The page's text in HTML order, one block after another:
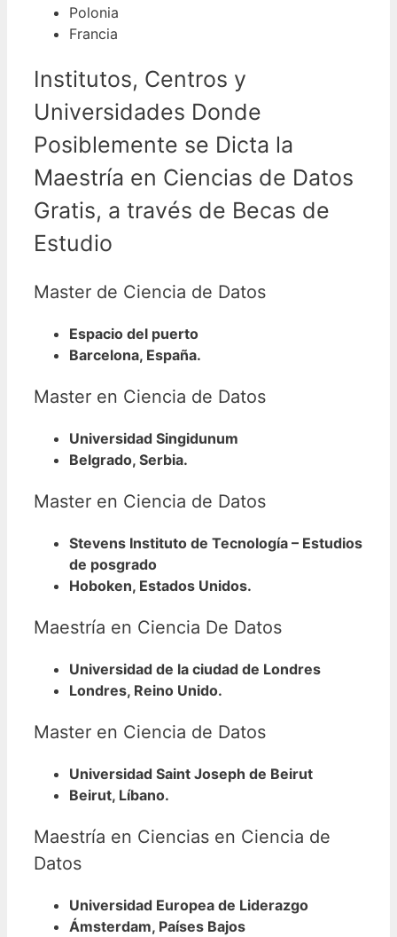
Polonia
Francia
Institutos, Centros y
Universidades Donde
Posiblemente se Dicta la
Maestría en Ciencias de Datos
Gratis, a través de Becas de
Estudio
Master de Ciencia de Datos
Espacio del puerto
Barcelona, España.
Master en Ciencia de Datos
Universidad Singidunum
Belgrado, Serbia.
Master en Ciencia de Datos
Stevens Instituto de Tecnología – Estudios
de posgrado
Hoboken, Estados Unidos.
Maestría en Ciencia De Datos
Universidad de la ciudad de Londres
Londres, Reino Unido.
Master en Ciencia de Datos
Universidad Saint Joseph de Beirut
Beirut, Líbano.
Maestría en Ciencias en Ciencia de
Datos
Universidad Europea de Liderazgo
Ámsterdam, Países Bajos